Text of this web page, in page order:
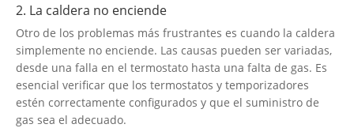
2. La caldera no enciende
Otro de los problemas más frustrantes es cuando la caldera
simplemente no enciende. Las causas pueden ser variadas,
desde una falla en el termostato hasta una falta de gas. Es
esencial verificar que los termostatos y temporizadores
estén correctamente configurados y que el suministro de
gas sea el adecuado.